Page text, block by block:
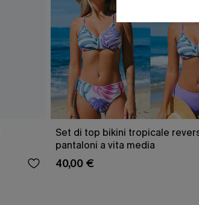
Set di top bikini tropicale
pantaloni a vita media
40,00 €